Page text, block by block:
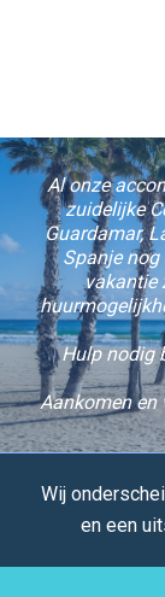
Al onze
zuidelijke
Guardamar,
Spanje nog
vakantie
Hulp nodig
Aankomen en
Wij
en een